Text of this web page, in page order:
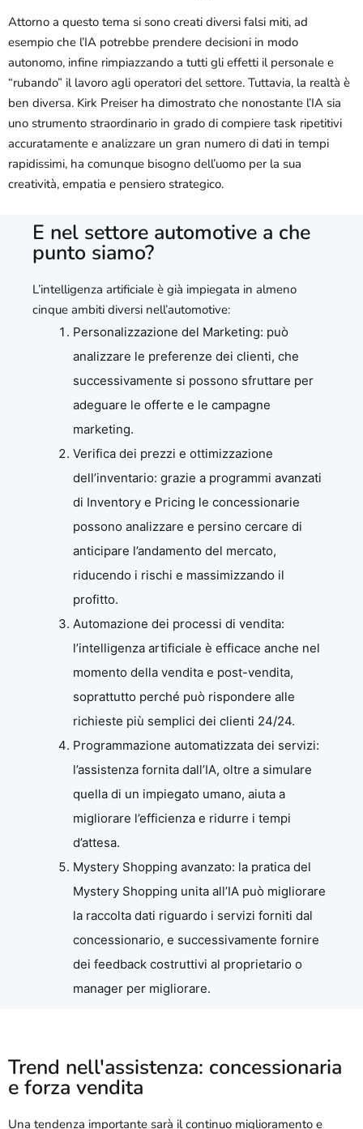
Attorno a questo tema si sono creati diversi falsi miti, ad
esempio che l’IA potrebbe prendere decisioni in modo
autonomo, infine rimpiazzando a tutti gli effetti il personale e
“rubando” il lavoro agli operatori del settore. Tuttavia, la realtà è
ben diversa. Kirk Preiser ha dimostrato che nonostante l’IA sia
uno strumento straordinario in grado di compiere task ripetitivi
accuratamente e analizzare un gran numero di dati in tempi
rapidissimi, ha comunque bisogno dell’uomo per la sua
creatività, empatia e pensiero strategico.
E nel settore automotive a che
punto siamo?
L’intelligenza artificiale è già impiegata in almeno
cinque ambiti diversi nell’automotive:
Personalizzazione del Marketing: può
analizzare le preferenze dei clienti, che
successivamente si possono sfruttare per
adeguare le offerte e le campagne
marketing.
Verifica dei prezzi e ottimizzazione
dell’inventario: grazie a programmi avanzati
di Inventory e Pricing le concessionarie
possono analizzare e persino cercare di
anticipare l’andamento del mercato,
riducendo i rischi e massimizzando il
profitto.
Automazione dei processi di vendita:
l’intelligenza artificiale è efficace anche nel
momento della vendita e post-vendita,
soprattutto perché può rispondere alle
richieste più semplici dei clienti 24/24.
Programmazione automatizzata dei servizi:
l’assistenza fornita dall’IA, oltre a simulare
quella di un impiegato umano, aiuta a
migliorare l’efficienza e ridurre i tempi
d’attesa.
Mystery Shopping avanzato: la pratica del
Mystery Shopping unita all’IA può migliorare
la raccolta dati riguardo i servizi forniti dal
concessionario, e successivamente fornire
dei feedback costruttivi al proprietario o
manager per migliorare.
Trend nell'assistenza: concessionaria
e forza vendita
Una tendenza importante sarà il continuo miglioramento e